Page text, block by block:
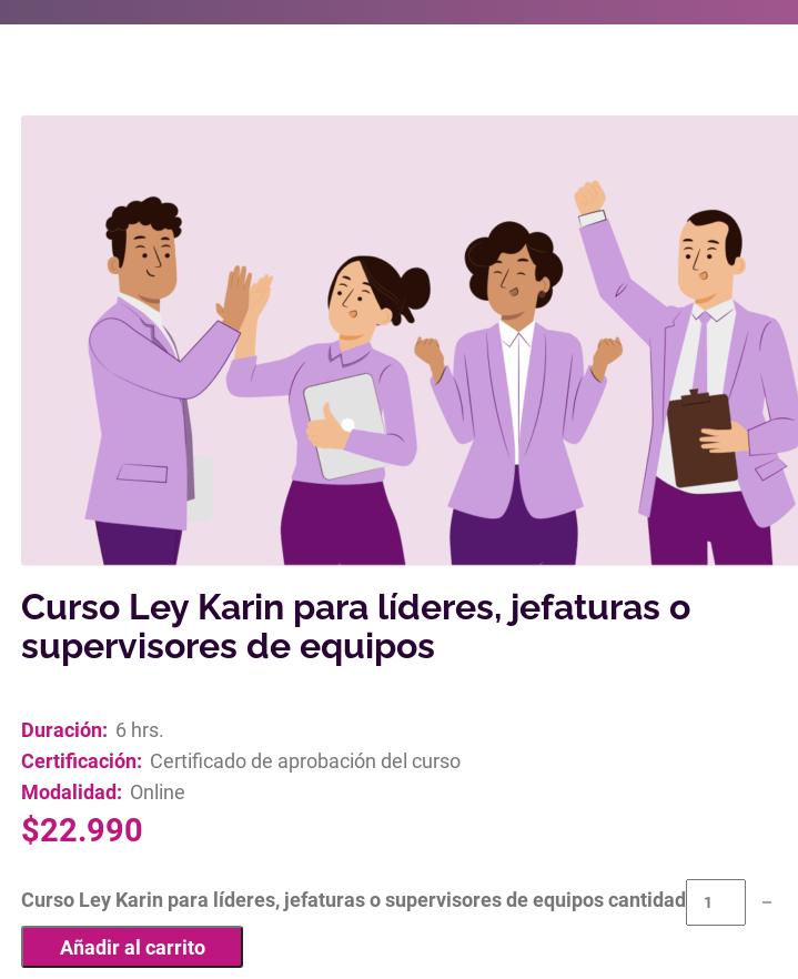
Curso Ley Karin para líderes, jefaturas o
supervisores de equipos
Duración: 6 hrs.
Certificación: Certificado de aprobación del curso
Modalidad: Online
$22.990
Curso Ley Karin para líderes, jefaturas o supervisores de equipos cantidad
Añadir al carrito